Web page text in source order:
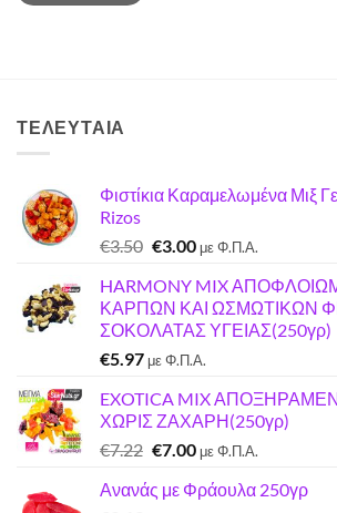
ΤΕΛΕΥΤΑΊΑ
Φιστίκια Καραμελωμένα Μιξ
Rizos
€3.50 Original
was:
€3.50.
€3.00Η
τιμή
είναι:
€3.00.
με Φ.Π.Α.
HARMONY MIX
ΚΑΡΠΩΝ ΚΑΙ ΩΣΜΩΤΙΚΩΝ
ΣΟΚΟΛΑΤΑΣ ΥΓΕΙΑΣ(250γρ)
€5.97 με Φ.Π.Α.
EXOTICA MIX
ΧΩΡΙΣ ΖΑΧΑΡΗ(250γρ)
€7.22 Original
was:
€7.00Η
τιμή
με Φ.Π.Α.
Ανανάς με Φράουλα 250γρ